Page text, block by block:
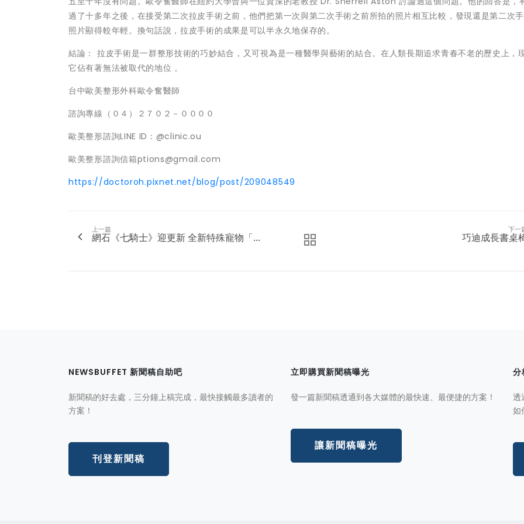
過了十多年之後，在接受第二次拉皮手術之前，他們把第一次與第二次手術之前所拍的照片相互比較，發現還是第二次
照片顯得較年輕。換句話說，拉皮手術的成果是可以半永久地保存的。
結論： 拉皮手術是一群整形技術的巧妙結合，又可視為是一種醫學與藝術的結合。在人類長期追求青春不老的歷史上，
它佔有著無法被取代的地位 。
台中歐美整形外科歐令奮醫師
諮詢專線（０４）２７０２－００００
歐美整形諮詢LINE ID：@clinic.ou
歐美整形諮詢信箱ptions@gmail.com
https://doctoroh.pixnet.net/blog/post/209048549
上一篇
​網石《七騎士》迎更新 全新特殊寵物「...
下一
巧迪成長書桌
NEWSBUFFET 新聞稿自助吧
新聞稿的好去處，三分鐘上稿完成，最快接觸最多讀者的
方案！
刊登新聞稿
立即購買新聞稿曝光
發一篇新聞稿透通到各大媒體的最快速、最便捷的方案！
讓新聞稿曝光
分
透
如